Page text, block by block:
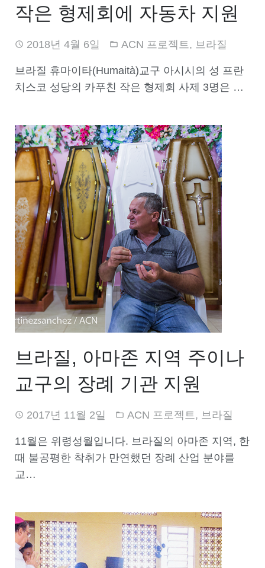
작은 형제회에 자동차 지원
2018년 4월 6일 ACN 프로젝트, 브라질
브라질 휴마이타(Humaità)교구 아시시의 성 프란
치스코 성당의 카푸친 작은 형제회 사제 3명은 …
브라질, 아마존 지역 주이나
교구의 장례 기관 지원
2017년 11월 2일 ACN 프로젝트, 브라질
11월은 위령성월입니다. 브라질의 아마존 지역, 한
때 불공평한 착취가 만연했던 장례 산업 분야를
교…